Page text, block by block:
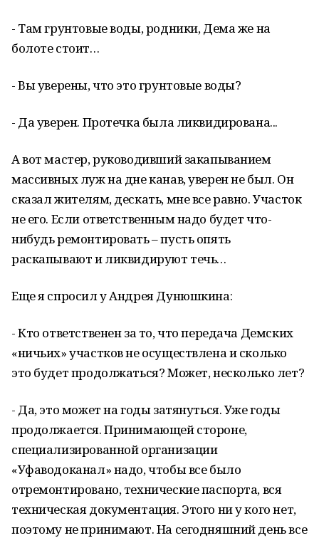
- Там грунтовые воды, родники, Дема же на
болоте стоит…
- Вы уверены, что это грунтовые воды?
- Да уверен. Протечка была ликвидирована...
А вот мастер, руководивший закапыванием
массивных луж на дне канав, уверен не был. Он
сказал жителям, дескать, мне все равно. Участок
не его. Если ответственным надо будет что-
нибудь ремонтировать – пусть опять
раскапывают и ликвидируют течь…
Еще я спросил у Андрея Дунюшкина:
- Кто ответственен за то, что передача Демских
«ничьих» участков не осуществлена и сколько
это будет продолжаться? Может, несколько лет?
- Да, это может на годы затянуться. Уже годы
продолжается. Принимающей стороне,
специализированной организации
«Уфаводоканал» надо, чтобы все было
отремонтировано, технические паспорта, вся
техническая документация. Этого ни у кого нет,
поэтому не принимают. На сегодняшний день все